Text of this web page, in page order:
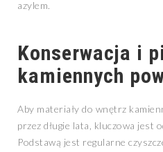
azylem.
Konserwacja i
kamiennych
Aby materiały do wnętrz
przez długie lata, kluczowa jest
Podstawą jest regularne